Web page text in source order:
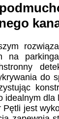
do
jest